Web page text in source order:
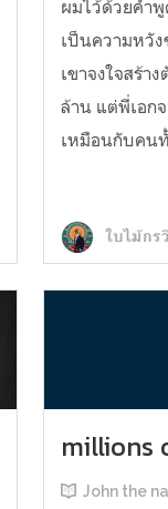
ผมไว้ด้วยคำพู
เป็นความหวัง
เขาจงใจสร้า
ล้าน แต่พี่เอก
เหมือนกับคน
ใบไม้กร
millions
John the